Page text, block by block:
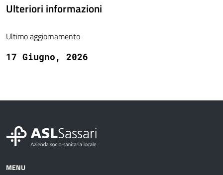
Ulteriori informazioni
Ultimo aggiornamento
17 Giugno, 2026
MENU